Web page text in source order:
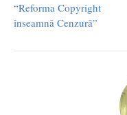
“Reforma Copyright
înseamnă Cenzură”